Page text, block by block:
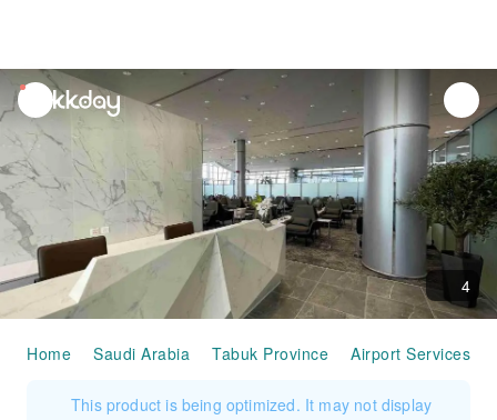
unread
notifications
4
Home Saudi Arabia Tabuk Province Airport Services
This product is being optimized. It may not display